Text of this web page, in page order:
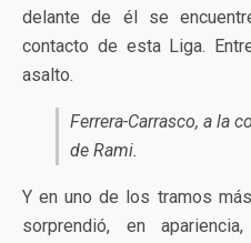
delante de él se
contacto de esta Liga.
asalto.
Ferrera-Carrasco, a la
de Rami.
Y en uno de los tramos
sorprendió, en